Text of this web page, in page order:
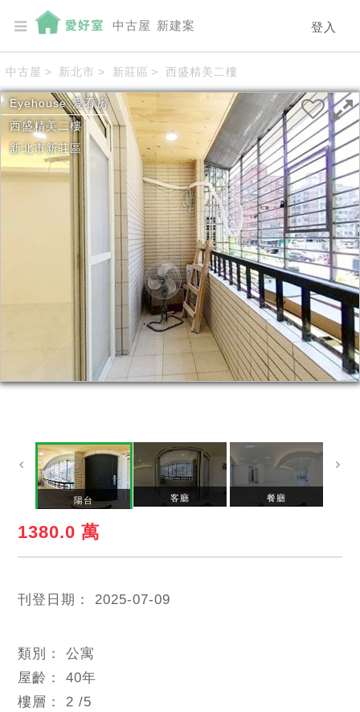
登入
中古屋 新建案
中古屋 > 新北市 > 新莊區 > 西盛精美二樓
Eyehouse 愛看房
西盛精美二樓
新北市新莊區
陽台 客廳 餐廳
1380.0 萬
刊登日期： 2025-07-09
類別：公寓
屋齡：40年
樓層： 2 /5